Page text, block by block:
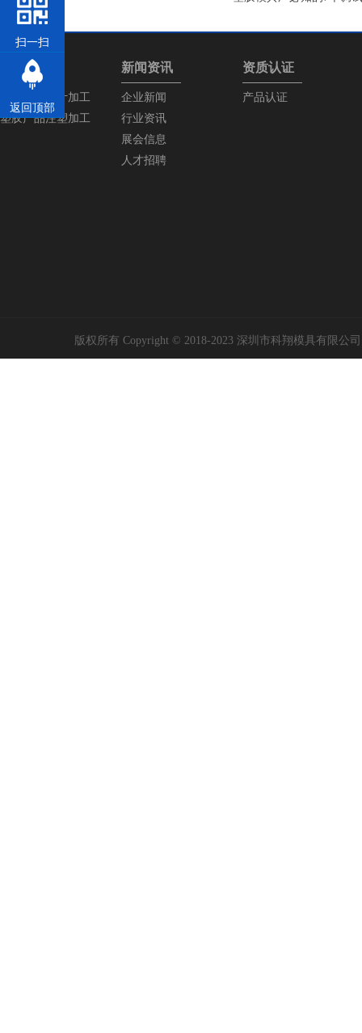
产品中心
塑胶模具设计加工
塑胶产品注塑加工
新闻资讯
企业新闻
行业资讯
展会信息
人才招聘
资质认证
产品认证
版权所有 Copyright © 2018-2023 深圳市科翔模具有限公
扫一扫
返回顶部